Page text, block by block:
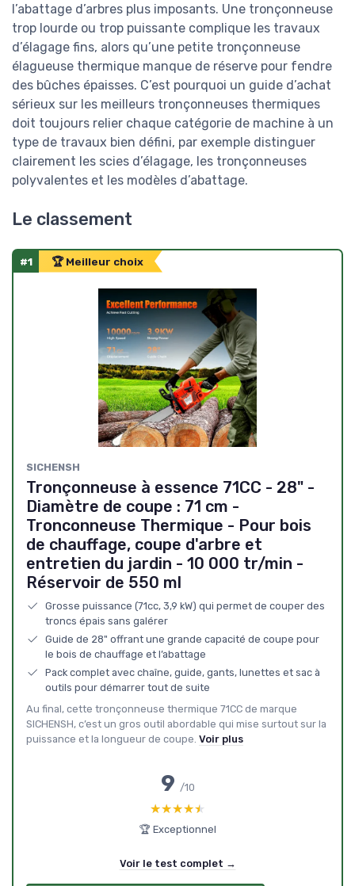
l’abattage d’arbres plus imposants. Une tronçonneuse
trop lourde ou trop puissante complique les travaux
d’élagage fins, alors qu’une petite tronçonneuse
élagueuse thermique manque de réserve pour fendre
des bûches épaisses. C’est pourquoi un guide d’achat
sérieux sur les meilleurs tronçonneuses thermiques
doit toujours relier chaque catégorie de machine à un
type de travaux bien défini, par exemple distinguer
clairement les scies d’élagage, les tronçonneuses
polyvalentes et les modèles d’abattage.
Le classement
#1 🏆 Meilleur choix
SICHENSH
Tronçonneuse à essence 71CC - 28" -
Diamètre de coupe : 71 cm -
Tronconneuse Thermique - Pour bois
de chauffage, coupe d'arbre et
entretien du jardin - 10 000 tr/min -
Réservoir de 550 ml
Grosse puissance (71cc, 3,9 kW) qui permet de couper des
troncs épais sans galérer
Guide de 28" offrant une grande capacité de coupe pour
le bois de chauffage et l’abattage
Pack complet avec chaîne, guide, gants, lunettes et sac à
outils pour démarrer tout de suite
Au final, cette tronçonneuse thermique 71CC de marque
SICHENSH, c’est un gros outil abordable qui mise surtout sur la
puissance et la longueur de coupe. Voir plus
9 /10
★★★★★
★★★★★
🏆 Exceptionnel
Voir le test complet →